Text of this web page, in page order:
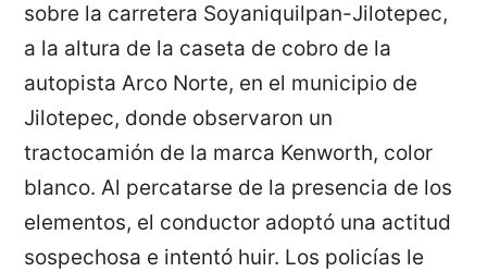
sobre la carretera Soyaniquilpan-Jilotepec,
a la altura de la caseta de cobro de la
autopista Arco Norte, en el municipio de
Jilotepec, donde observaron un
tractocamión de la marca Kenworth, color
blanco. Al percatarse de la presencia de los
elementos, el conductor adoptó una actitud
sospechosa e intentó huir. Los policías le